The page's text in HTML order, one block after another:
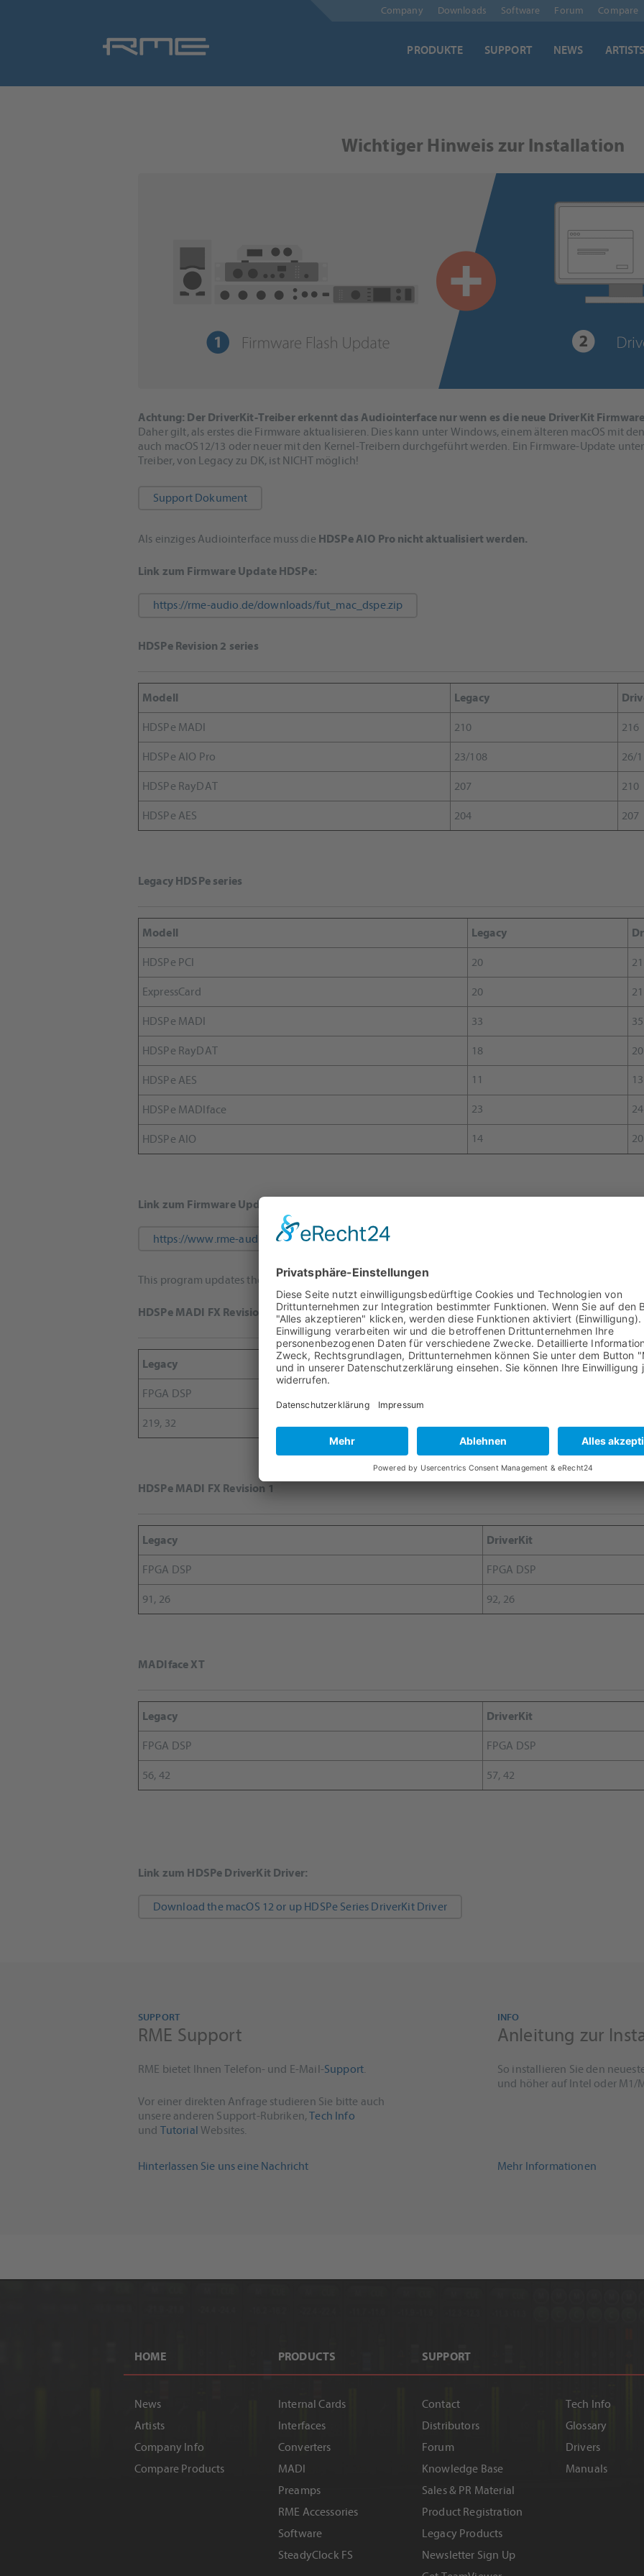
Navigation
Company Downloads Software Forum Compare
Navigation
überspringen
PRODUKTE SUPPORT NEWS
Wichtiger Hinweis zur Installation
Achtung: Der DriverKit-Treiber erkennt das Audiointerface nur wenn es die neue DriverKit
Daher gilt, als erstes die Firmware aktualisieren. Dies kann unter Windows, einem älteren macOS mit
auch macOS12/13 oder neuer mit den Kernel-Treibern durchgeführt werden. Ein Firmware-Update
Treiber, von Legacy zu DK, ist NICHT möglich!
Support Dokument
Als einziges Audiointerface muss die HDSPe AIO Pro nicht aktualisiert werden.
Link zum Firmware Update HDSPe:
https://rme-audio.de/downloads/fut_mac_dspe.zip
HDSPe Revision 2 series
Modell Legacy
HDSPe MADI 210 216
HDSPe AIO Pro 23/108 26/
HDSPe RayDAT 207 210
HDSPe AES 204 207
Legacy HDSPe series
Modell Legacy
HDSPe PCI 20 21
ExpressCard 20 21
HDSPe MADI 33 35
HDSPe RayDAT 18 20
HDSPe AES 11 13
HDSPe MADIface 23 24
HDSPe AIO 14
Link zum Firmware Update für MADIface XT und HDSPe MADI FX:
https://www.rme-audio.de/downloads/fut_hdspe_fx_mac.zip
This program updates the firmware to the latest revision:
HDSPe MADI FX Revision 2
Legacy DriverKit
FPGA DSP
219, 32
HDSPe MADI FX Revision 1
Legacy DriverKit
FPGA DSP FPGA DSP
91, 26 92, 26
MADIface XT
Legacy DriverKit
FPGA DSP FPGA DSP
56, 42 57, 42
Link zum HDSPe DriverKit Driver:
Download the macOS 12 or up HDSPe Series DriverKit Driver
SUPPORT
RME Support
RME bietet Ihnen Telefon- und E-Mail-Support.
Vor einer direkten Anfrage studieren Sie bitte auch
unsere anderen Support-Rubriken,Tech Info
und Tutorial Websites.
INFO
Anleitung zur
So installieren Sie den
und höher auf Intel oder M1/
Hinterlassen Sie uns eine Nachricht Mehr Informationen
HOME
News
Artists
Company Info
Compare Products
PRODUCTS
Internal Cards
Interfaces
Converters
MADI
Preamps
RME Accessories
Software
SteadyClock FS
SUPPORT
Contact
Distributors
Forum
Knowledge Base
Sales & PR Material
Product Registration
Legacy Products
Newsletter Sign Up
Tech Info
Glossary
Drivers
Manuals